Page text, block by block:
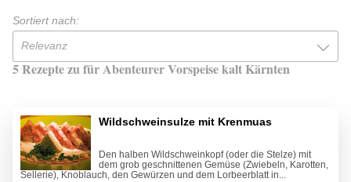
Sortiert nach:
Relevanz
5 Rezepte zu für Abenteurer Vorspeise kalt Kärnten
Wildschweinsulze mit Krenmuas
Den halben Wildschweinkopf (oder die Stelze) mit
dem grob geschnittenen Gemüse (Zwiebeln, Karotten,
Sellerie), Knoblauch, den Gewürzen und dem Lorbeerblatt in...